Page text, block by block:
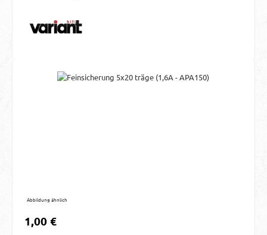
Bildergalerie überspringen
Abbildung ähnlich
Regulärer Preis:
1,00 €